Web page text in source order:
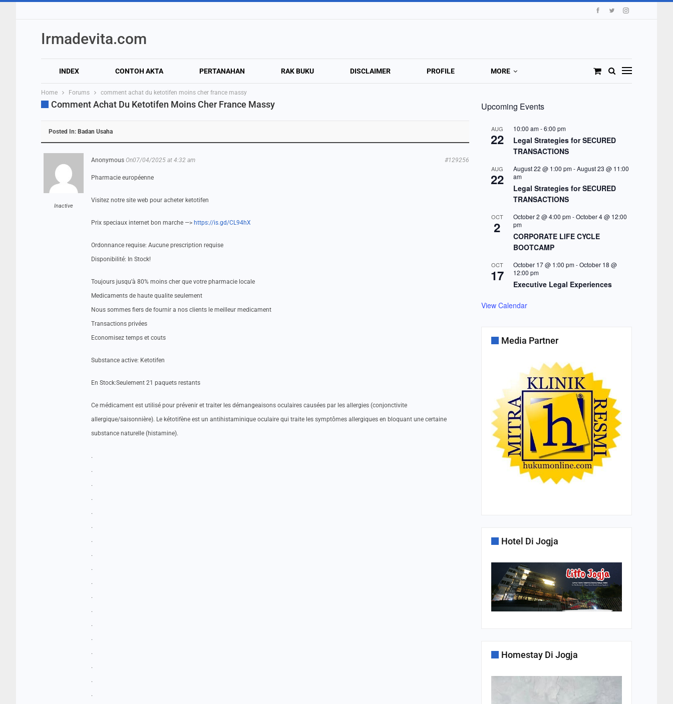
Irmadevita.com
INDEX CONTOH AKTA PERTANAHAN RAK BUKU DISCLAIMER PROFILE MORE
Home Forums comment achat du ketotifen moins cher france massy
Comment Achat Du Ketotifen Moins Cher France Massy
Posted In: Badan Usaha
Inactive
Anonymous On07/04/2025 at 4:32 am #129256
Pharmacie européenne
Visitez notre site web pour acheter ketotifen
Prix speciaux internet bon marche —> https://is.gd/CL94hX
Ordonnance requise: Aucune prescription requise
Disponibilité: In Stock!
Toujours jusqu’à 80% moins cher que votre pharmacie locale
Medicaments de haute qualite seulement
Nous sommes fiers de fournir a nos clients le meilleur medicament
Transactions privées
Economisez temps et couts
Substance active: Ketotifen
En Stock:Seulement 21 paquets restants
Ce médicament est utilisé pour prévenir et traiter les démangeaisons oculaires causées par les allergies (conjonctivite
allergique/saisonnière). Le kétotifène est un antihistaminique oculaire qui traite les symptômes allergiques en bloquant une certaine
substance naturelle (histamine).
.
.
.
.
.
.
.
.
.
.
.
.
.
.
.
.
.
.
Upcoming Events
AUG
22
10:00 am-6:00 pm
Legal Strategies for SECURED
TRANSACTIONS
AUG
22
August 22 @ 1:00 pm-August 23 @ 11:00
am
Legal Strategies for SECURED
TRANSACTIONS
OCT
2
October 2 @ 4:00 pm-October 4 @ 12:00
pm
CORPORATE LIFE CYCLE
BOOTCAMP
OCT
17
October 17 @ 1:00 pm-October 18 @
12:00 pm
Executive Legal Experiences
View Calendar
Media Partner
Hotel Di Jogja
Homestay Di Jogja